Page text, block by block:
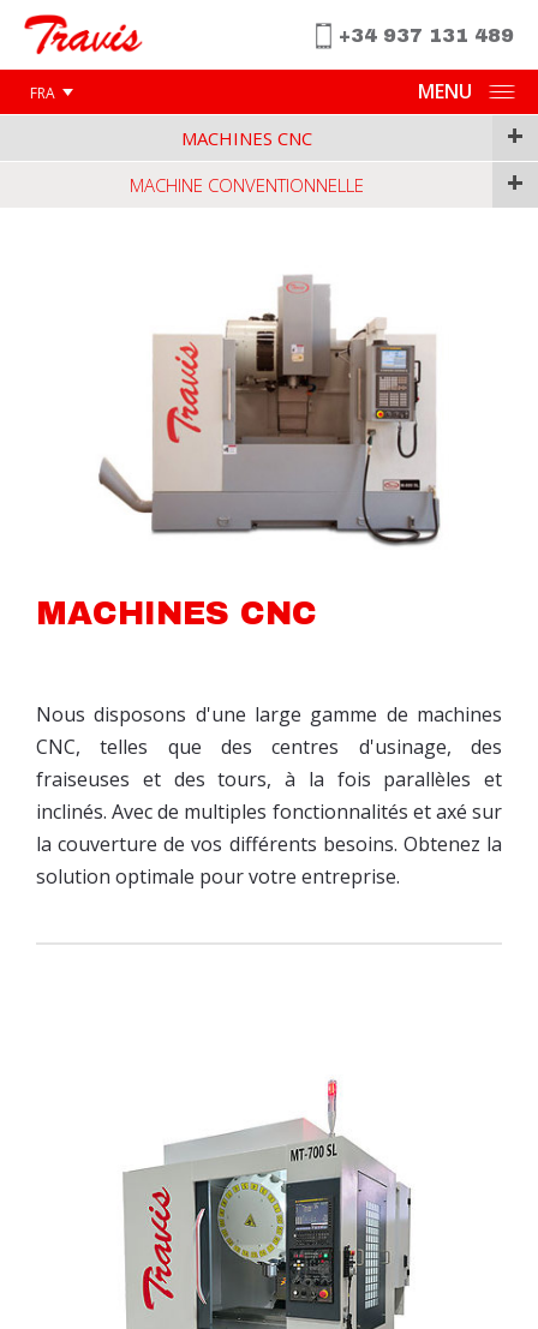
FRA
+34 937 131 489
MENU
MACHINES CNC +
MACHINE CONVENTIONNELLE +
MACHINES CNC
Nous disposons d'une large gamme de machines
CNC, telles que des centres d'usinage, des
fraiseuses et des tours, à la fois parallèles et
inclinés. Avec de multiples fonctionnalités et axé sur
la couverture de vos différents besoins. Obtenez la
solution optimale pour votre entreprise.